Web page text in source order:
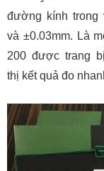
đường kính trong
và ±0.03mm. Là
200 được trang
thị kết quả đo